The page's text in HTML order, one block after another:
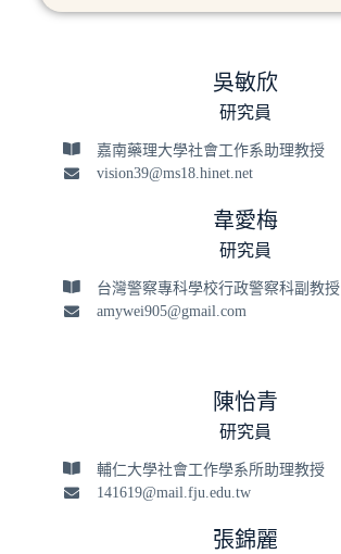
吳敏欣
研究員
嘉南藥理大學社會工作系助理教授
vision39@ms18.hinet.net
韋愛梅
研究員
台灣警察專科學校行政警察科副教授
amywei905@gmail.com
陳怡青
研究員
輔仁大學社會工作學系所助理教授
141619@mail.fju.edu.tw
張錦麗